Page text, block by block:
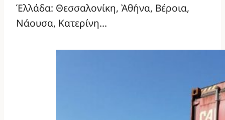
Ἑλλάδα: Θεσσαλονίκη, Ἀθήνα, Βέροια,
Νάουσα, Κατερίνη…